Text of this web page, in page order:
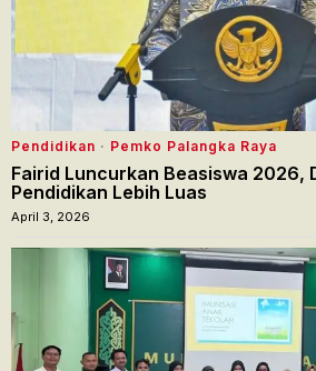
Pendidikan · Pemko Palangka Raya
Fairid Luncurkan Beasiswa 2026,
Pendidikan Lebih Luas
April 3, 2026